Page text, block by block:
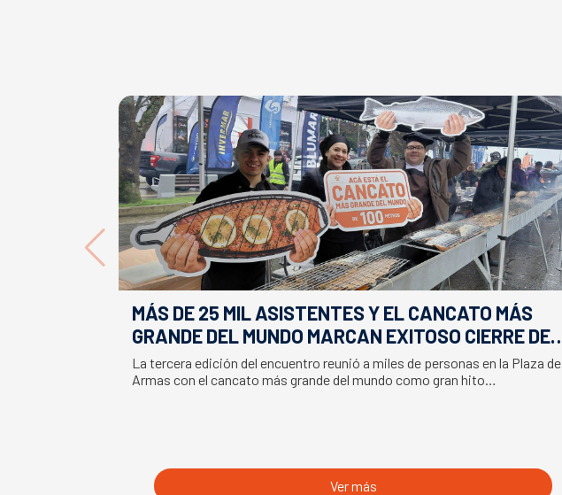
MÁS DE 25 MIL ASISTENTES Y EL CANCATO MÁS
GRANDE DEL MUNDO MARCAN EXITOSO CIERRE DE
LA SEMANA DEL SALMÓN
La tercera edición del encuentro reunió a miles de personas en la Plaza de
Armas con el cancato más grande del mundo como gran hito…
Ver más